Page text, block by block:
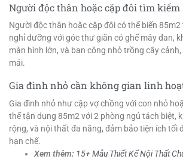
Người độc thân hoặc cặp đôi tìm kiếm
Người độc thân hoặc cặp đôi có thể biến
nghỉ dưỡng với góc thư giãn có ghế mây đan,
màn hình lớn, và ban công nhỏ trồng cây
mái.
Gia đình nhỏ cần không gian linh
Gia đình nhỏ như cặp vợ chồng với con nhỏ
thể tận dụng 85m2 với 2 phòng ngủ tách biệt,
rộng, và nội thất đa năng, đảm bảo tiện ích tối
hạn chế.
Xem thêm: 15+ Mẫu Thiết Kế Nội Thất